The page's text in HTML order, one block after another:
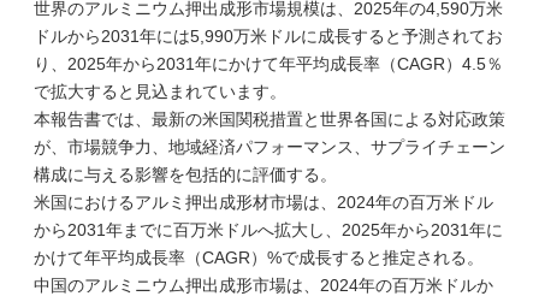
世界のアルミニウム押出成形市場規模は、2025年の4,590万米
ドルから2031年には5,990万米ドルに成長すると予測されてお
り、2025年から2031年にかけて年平均成長率（CAGR）4.5％
で拡大すると見込まれています。
本報告書では、最新の米国関税措置と世界各国による対応政策
が、市場競争力、地域経済パフォーマンス、サプライチェーン
構成に与える影響を包括的に評価する。
米国におけるアルミ押出成形材市場は、2024年の百万米ドル
から2031年までに百万米ドルへ拡大し、2025年から2031年に
かけて年平均成長率（CAGR）%で成長すると推定される。
中国のアルミニウム押出成形市場は、2024年の百万米ドルか